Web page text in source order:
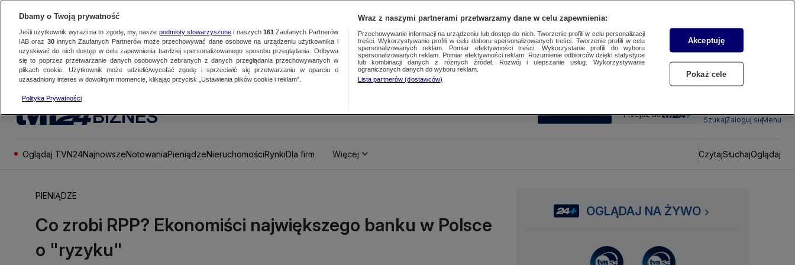
BIZNES SUBSKRYBUJ Przejdź do
SzukajZaloguj sięMenu
Oglądaj TVN24NajnowszeNotowaniaPieniądzeNieruchomościRynkiDla firm Więcej CzytajSłuchajOglądaj
PIENIĄDZE
Co zrobi RPP? Ekonomiści największego banku w Polsce
o "ryzyku"
OGLĄDAJ NA ŻYWO
Dbamy o Twoją prywatność
Jeśli użytkownik wyrazi na to zgodę, my, nasze podmioty stowarzyszonei naszych 161 Zaufanych Partnerów
IAB oraz 30innych Zaufanych Partnerów może przechowywać dane osobowe na urządzeniu użytkownika i
uzyskiwać do nich dostęp w celu zapewnienia bardziej spersonalizowanego sposobu przeglądania. Odbywa
się to poprzez przetwarzanie danych osobowych zebranych z danych przeglądania przechowywanych w
plikach cookie. Użytkownik może udzielić/wycofać zgodę i sprzeciwić się przetwarzaniu w oparciu o
uzasadniony interes w dowolnym momencie, klikając przycisk „Ustawienia plików cookie i reklam”.
Polityka Prywatności
Wraz z naszymi partnerami przetwarzamy dane w celu zapewnienia:
Przechowywanie informacji na urządzeniu lub dostęp do nich. Tworzenie profili w celu personalizacji
treści. Wykorzystywanie profili w celu doboru spersonalizowanych treści. Tworzenie profili w celu
spersonalizowanych reklam. Pomiar efektywności treści. Wykorzystanie profili do wyboru
spersonalizowanych reklam. Pomiar efektywności reklam. Rozumienie odbiorców dzięki statystyce
lub kombinacji danych z różnych źródeł. Rozwój i ulepszanie usług. Wykorzystywanie
ograniczonych danych do wyboru reklam.
Lista partnerów (dostawców)
Akceptuję
Pokaż cele